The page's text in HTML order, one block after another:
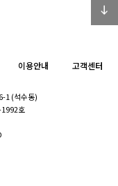
이용안내 고객센터
1 (석수동)
1992호